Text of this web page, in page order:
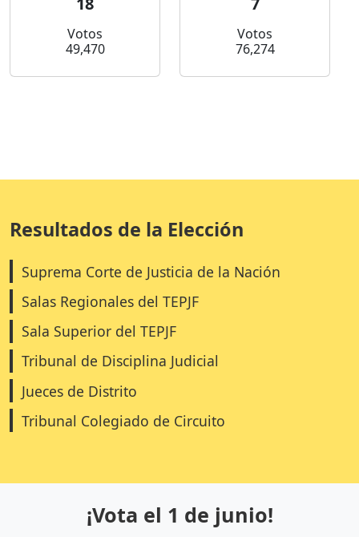
Votos
49,470
Votos
76,274
Resultados de la Elección
Suprema Corte de Justicia de la Nación
Salas Regionales del TEPJF
Sala Superior del TEPJF
Tribunal de Disciplina Judicial
Jueces de Distrito
Tribunal Colegiado de Circuito
¡Vota el 1 de junio!